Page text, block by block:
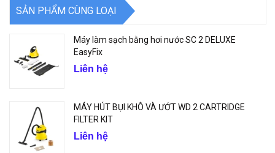
SẢN PHẨM CÙNG LOẠI
Máy làm sạch bằng hơi nước SC 2 DELUXE
EasyFix
Liên hệ
MÁY HÚT BỤI KHÔ VÀ ƯỚT WD 2 CARTRIDGE
FILTER KIT
Liên hệ